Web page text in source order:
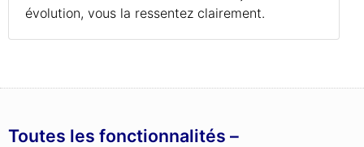
évolution, vous la ressentez clairement.
Toutes les fonctionnalités –